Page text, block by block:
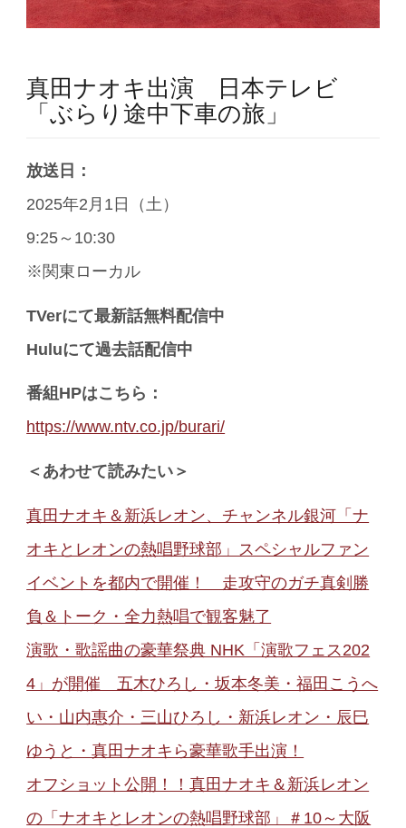
真田ナオキ出演 日本テレビ
「ぶらり途中下車の旅」
放送日：
2025年2月1日（土）
9:25～10:30
※関東ローカル
TVerにて最新話無料配信中
Huluにて過去話配信中
番組HPはこちら：
https://www.ntv.co.jp/burari/
＜あわせて読みたい＞
真田ナオキ＆新浜レオン、チャンネル銀河「ナ
オキとレオンの熱唱野球部」スペシャルファン
イベントを都内で開催！ 走攻守のガチ真剣勝
負＆トーク・全力熱唱で観客魅了
演歌・歌謡曲の豪華祭典 NHK「演歌フェス202
4」が開催 五木ひろし・坂本冬美・福田こうへ
い・山内惠介・三山ひろし・新浜レオン・辰巳
ゆうと・真田ナオキら豪華歌手出演！
オフショット公開！！真田ナオキ＆新浜レオン
の「ナオキとレオンの熱唱野球部」＃10～大阪